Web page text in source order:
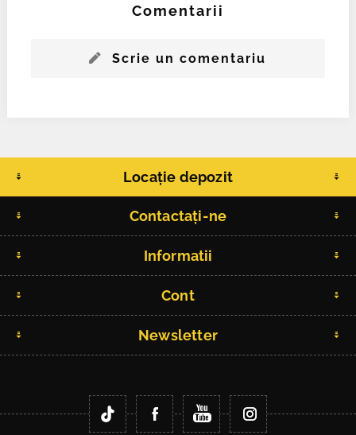
Comentarii
Scrie un comentariu
Locație depozit
Contactați-ne
Informatii
Cont
Newsletter